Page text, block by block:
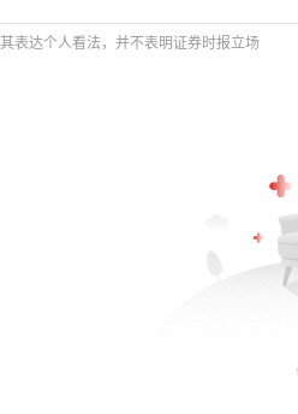
表达个人看法，并不表明证券时报立场